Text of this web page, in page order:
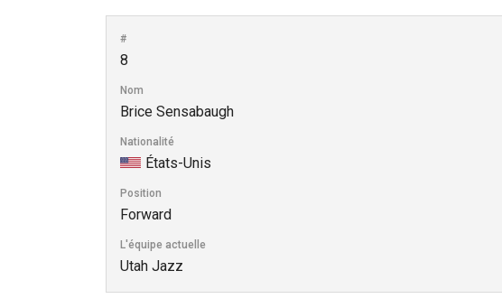
#
8
Nom
Brice Sensabaugh
Nationalité
États-Unis
Position
Forward
L'équipe actuelle
Utah Jazz